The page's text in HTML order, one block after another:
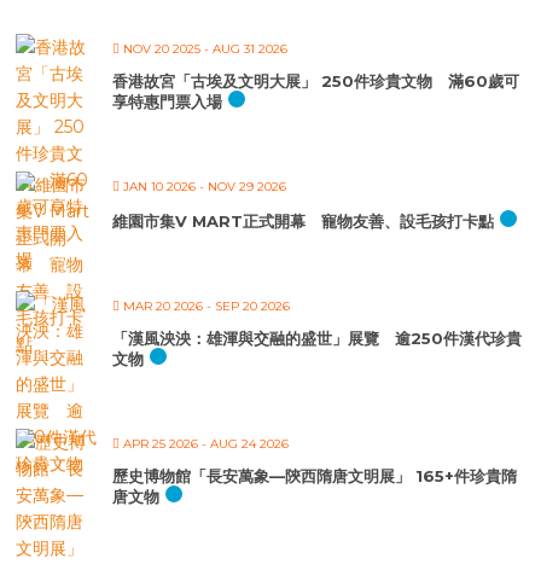
NOV 20 2025 - AUG 31 2026
香港故宮「古埃及文明大展」 250件珍貴文物 滿60歲可
享特惠門票入場
JAN 10 2026 - NOV 29 2026
維園市集V MART正式開幕 寵物友善、設毛孩打卡點
MAR 20 2026 - SEP 20 2026
「漢風泱泱：雄渾與交融的盛世」展覽 逾250件漢代珍貴
文物
APR 25 2026 - AUG 24 2026
歷史博物館「長安萬象—陝西隋唐文明展」 165+件珍貴隋
唐文物